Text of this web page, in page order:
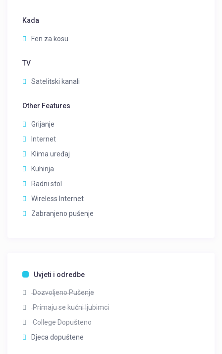
Kada
Fen za kosu
TV
Satelitski kanali
Other Features
Grijanje
Internet
Klima uređaj
Kuhinja
Radni stol
Wireless Internet
Zabranjeno pušenje
Uvjeti i odredbe
Dozvoljeno Pušenje
Primaju se kućni ljubimci
College Dopušteno
Djeca dopuštene